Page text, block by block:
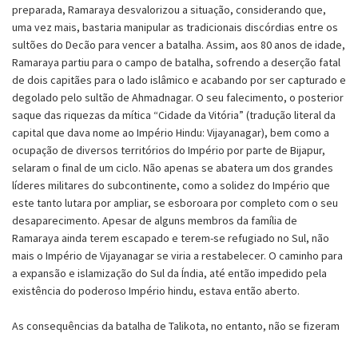
preparada, Ramaraya desvalorizou a situação, considerando que,
uma vez mais, bastaria manipular as tradicionais discórdias entre os
sultões do Decão para vencer a batalha. Assim, aos 80 anos de idade,
Ramaraya partiu para o campo de batalha, sofrendo a deserção fatal
de dois capitães para o lado islâmico e acabando por ser capturado e
degolado pelo sultão de Ahmadnagar. O seu falecimento, o posterior
saque das riquezas da mítica “Cidade da Vitória” (tradução literal da
capital que dava nome ao Império Hindu: Vijayanagar), bem como a
ocupação de diversos territórios do Império por parte de Bijapur,
selaram o final de um ciclo. Não apenas se abatera um dos grandes
líderes militares do subcontinente, como a solidez do Império que
este tanto lutara por ampliar, se esboroara por completo com o seu
desaparecimento. Apesar de alguns membros da família de
Ramaraya ainda terem escapado e terem-se refugiado no Sul, não
mais o Império de Vijayanagar se viria a restabelecer. O caminho para
a expansão e islamização do Sul da Índia, até então impedido pela
existência do poderoso Império hindu, estava então aberto.
As consequências da batalha de Talikota, no entanto, não se fizeram